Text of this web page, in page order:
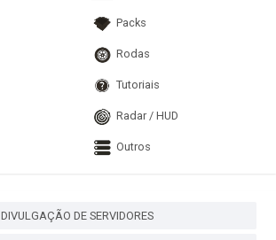
Packs
Rodas
Tutoriais
Radar / HUD
Outros
DIVULGAÇÃO DE SERVIDORES